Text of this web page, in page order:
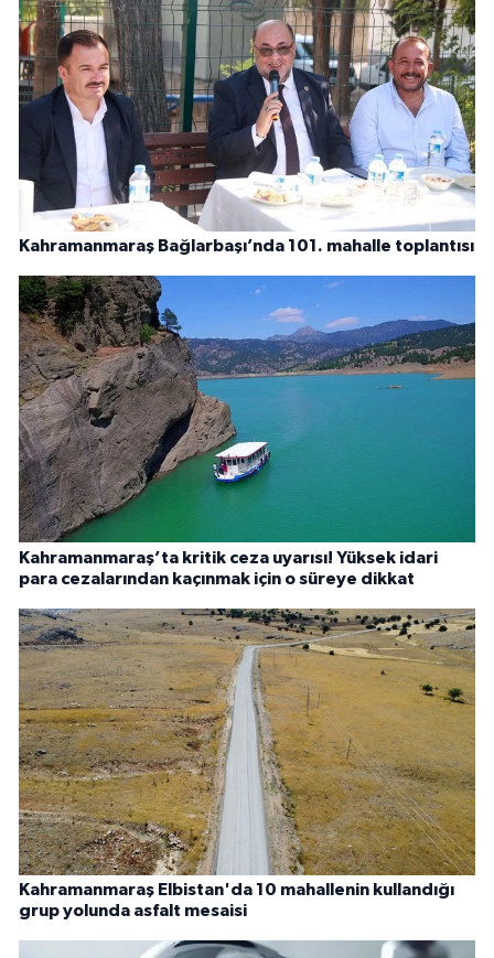
Kahramanmaraş Bağlarbaşı’nda 101. mahalle toplantısı
Kahramanmaraş’ta kritik ceza uyarısı! Yüksek idari
para cezalarından kaçınmak için o süreye dikkat
Kahramanmaraş Elbistan'da 10 mahallenin kullandığı
grup yolunda asfalt mesaisi